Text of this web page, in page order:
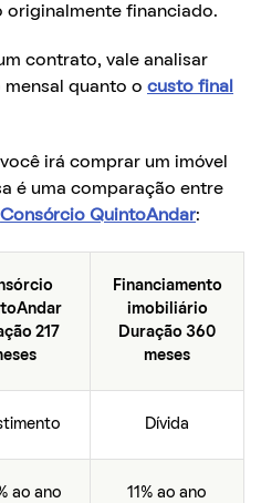
originalmente financiado.
contrato, vale analisar
quanto o custo final
irá comprar um imóvel
é uma comparação entre
Consórcio QuintoAndar:
217
Financiamento
imobiliário
Duração 360
meses
Dívida
ao ano 11% ao ano